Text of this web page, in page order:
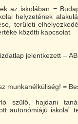
az iskolában =
helyzetének
területi
közötti kapcsolat
jelentkezett –
munkanélküliség! =
szülő, hajdani
autonómiájú iskola”